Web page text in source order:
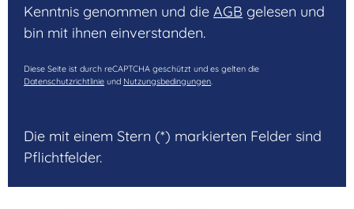
Kenntnis genommen und die AGB gelesen und
bin mit ihnen einverstanden.
Diese Seite ist durch reCAPTCHA geschützt und es gelten die
Datenschutzrichtlinie und Nutzungsbedingungen.
Die mit einem Stern (*) markierten Felder sind
Pflichtfelder.